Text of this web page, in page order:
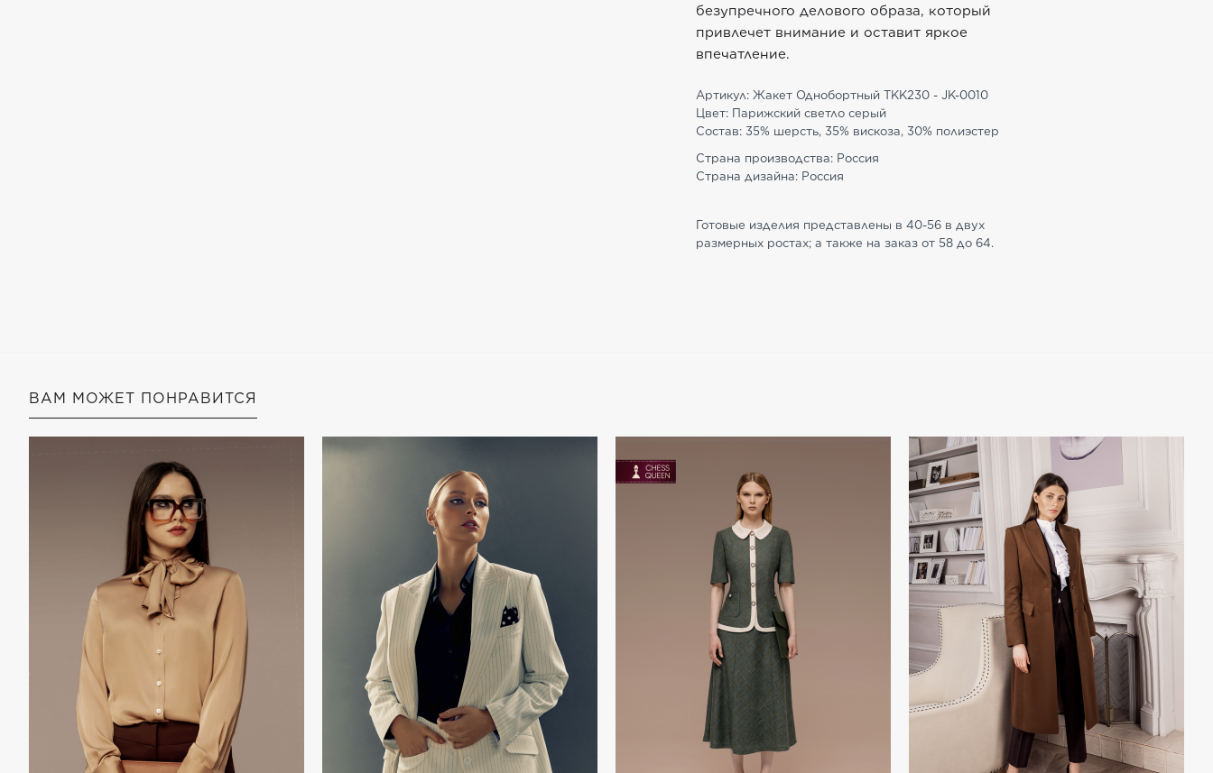
безупречного делового образа, который
привлечет внимание и оставит яркое
впечатление.
Артикул: Жакет Однобортный TKK230 - JK-0010
Цвет: Парижский светло серый
Состав: 35% шерсть, 35% вискоза, 30% полиэстер
Страна производства: Россия
Страна дизайна: Россия
Готовые изделия представлены в 40-56 в двух
размерных ростах; а также на заказ от 58 до 64.
ВАМ МОЖЕТ ПОНРАВИТСЯ